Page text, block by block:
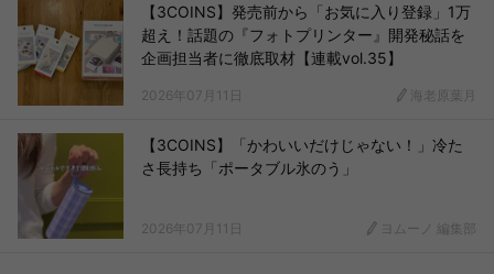
【3COINS】発売前から「お気に入り登録」1万
超え！話題の『フォトプリンター』開発秘話を
企画担当者に徹底取材【連載vol.35】
2026年07月11日 海老原葉月
【3COINS】「かわいいだけじゃない！」冷た
さ長持ち「ポータブル氷のう」
2026年07月11日 ヨムーノ 編集部